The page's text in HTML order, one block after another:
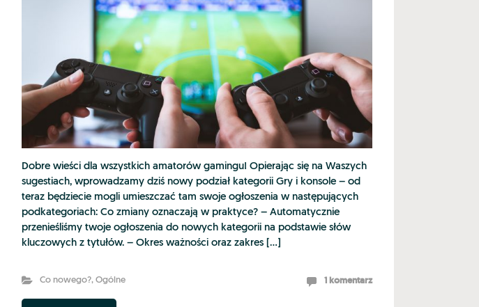
Dobre wieści dla wszystkich amatorów gamingu! Opierając się na Waszych
sugestiach, wprowadzamy dziś nowy podział kategorii Gry i konsole – od
teraz będziecie mogli umieszczać tam swoje ogłoszenia w następujących
podkategoriach: Co zmiany oznaczają w praktyce? – Automatycznie
przenieśliśmy twoje ogłoszenia do nowych kategorii na podstawie słów
kluczowych z tytułów. – Okres ważności oraz zakres […]
Co nowego?, Ogólne 1 komentarz